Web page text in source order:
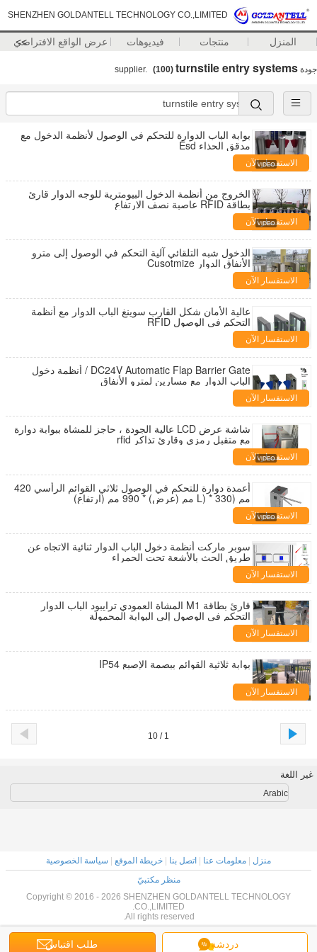
SHENZHEN GOLDANTELL TECHNOLOGY CO.,LIMITED
المنزل منتجات فيديوهات عرض الواقع الافتراضي
>>
جودة turnstile entry systems
(100)
بوابة الباب الدوارة للتحكم في الوصول لأنظمة الدخول مع
مدقق الحذاء Esd
الاستفسار الآن
الخروج من أنظمة الدخول البيومترية للوجه الدوار قارئ
بطاقة RFID عاصبة نصف الارتفاع
الاستفسار الآن
الدخول شبه التلقائي آلية التحكم في الوصول إلى مترو
الأنفاق الدوار Cusotmize
الاستفسار الآن
عالية الأمان شكل القارب سوينغ الباب الدوار مع أنظمة
التحكم في الوصول RFID
الاستفسار الآن
DC24V Automatic Flap Barrier Gate / أنظمة دخول
الباب الدوار مع مسارين لمترو الأنفاق
الاستفسار الآن
شاشة عرض LCD عالية الجودة ، حاجز للمشاة ببوابة دوارة
مع متقبل رمزي وقارئ تذاكر rfid
الاستفسار الآن
أعمدة دوارة للتحكم في الوصول ثلاثي القوائم الرأسي 420
مم (L) * 330 مم (عرض) * 990 مم (ارتفاع)
الاستفسار الآن
سوبر ماركت أنظمة دخول الباب الدوار ثنائية الاتجاه عن
طريق الحث بالأشعة تحت الحمراء
الاستفسار الآن
قارئ بطاقة M1 المشاة العمودي ترايبود الباب الدوار
التحكم في الوصول إلى البوابة المحمولة
الاستفسار الآن
بوابة ثلاثية القوائم ببصمة الإصبع IP54
الاستفسار الآن
1 / 10
دردشة طلب اقتباس
غير اللغة
Arabic
منزل معلومات عنا اتصل بنا خريطة الموقع
سياسة الخصوصية
منظر مكتبيّ
Copyright © 2016 - 2026 SHENZHEN GOLDANTELL TECHNOLOGY
CO.,LIMITED.
All rights reserved.